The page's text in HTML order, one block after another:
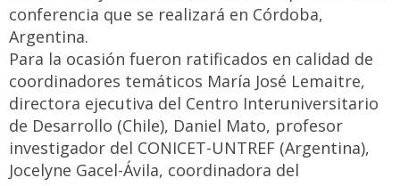
conferencia que se realizará en Córdoba,
Argentina.
Para la ocasión fueron ratificados en calidad de
coordinadores temáticos María José Lemaitre,
directora ejecutiva del Centro Interuniversitario
de Desarrollo (Chile), Daniel Mato, profesor
investigador del CONICET-UNTREF (Argentina),
Jocelyne Gacel-Ávila, coordinadora del